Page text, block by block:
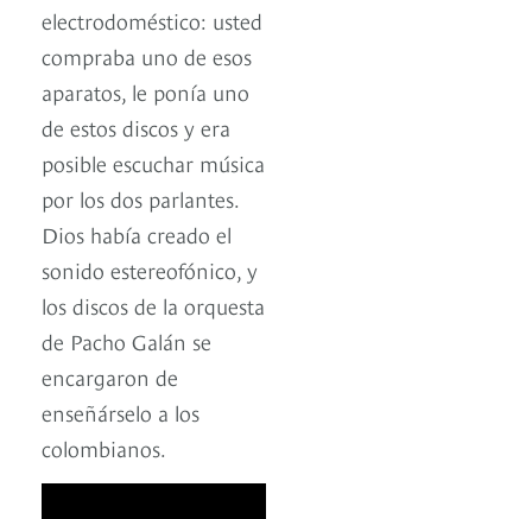
electrodoméstico: usted
compraba uno de esos
aparatos, le ponía uno
de estos discos y era
posible escuchar música
por los dos parlantes.
Dios había creado el
sonido estereofónico, y
los discos de la orquesta
de Pacho Galán se
encargaron de
enseñárselo a los
colombianos.